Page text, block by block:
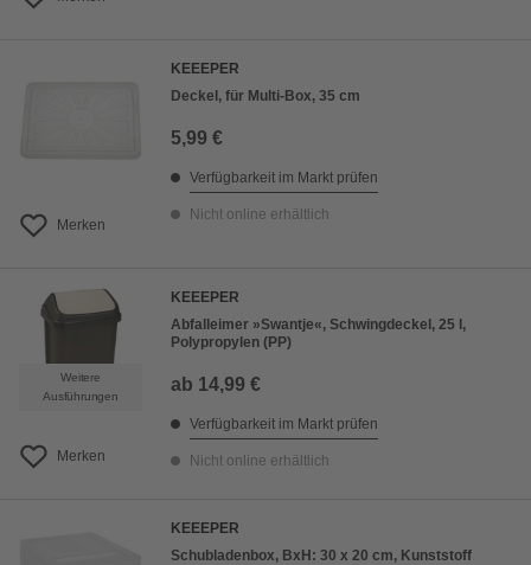
Merken
KEEEPER
Deckel, für Multi-Box, 35 cm
5,99 €
Verfügbarkeit im Markt prüfen
Nicht online erhältlich
Weitere
Ausführungen
Merken
KEEEPER
Abfalleimer »Swantje«, Schwingdeckel, 25 l,
Polypropylen (PP)
ab 14,99 €
Verfügbarkeit im Markt prüfen
Nicht online erhältlich
KEEEPER
Schubladenbox, BxH: 30 x 20 cm, Kunststoff